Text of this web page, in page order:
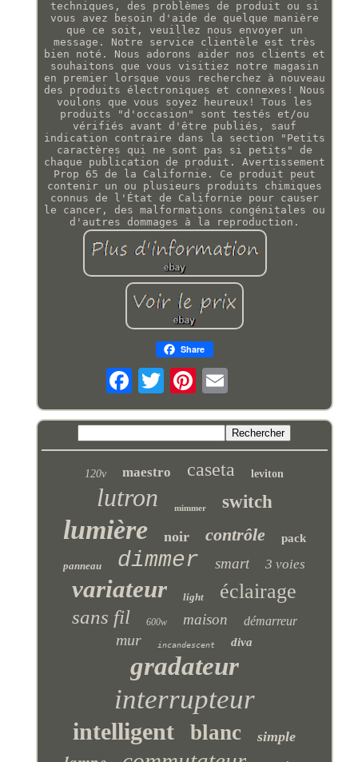
techniques, des problèmes de produit ou si
vous avez besoin d'aide de quelque manière
que ce soit, veuillez nous envoyer un
message. Notre service clientèle est très
bien noté. Nous adorons aider nos clients et
souhaitons que vous visitiez notre magasin
en premier lorsque vous recherchez à nouveau
des produits électroniques et connexes! Nous
voulons que vous soyez heureux! Tous les
produits "d'occasion" sont testés et/ou
vérifiés avant d'être publiés, sauf
indication contraire dans la section "Petits
caractères qui ne sont pas si petits" de
chaque publication de produit. Avertissement
Prop 65 de la Californie. Ce produit peut
contenir un ou plusieurs produits chimiques
connus de l'État de Californie pour causer
le cancer, des malformations congénitales ou
d'autres dommages à la reproduction.
Share
120v maestro caseta leviton
lutron mimmer switch
lumière noir contrôle pack
panneau dimmer smart 3 voies
variateur light éclairage
sans fil 600w maison démarreur
mur incandescent diva
gradateur
interrupteur
intelligent blanc simple